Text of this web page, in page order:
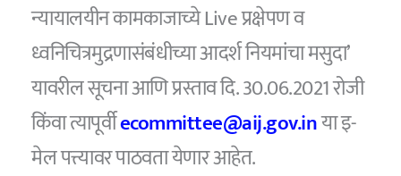
न्यायालयीन कामकाजाच्ये Live प्रक्षेपण व
ध्वनिचित्रमुद्रणासंबंधीच्या आदर्श नियमांचा मसुदा’
यावरील सूचना आणि प्रस्ताव दि. 30.06.2021 रोजी
किंवा त्यापूर्वीecommittee@aij.gov.inया इ-
मेल पत्त्यावर पाठवता येणार आहेत.